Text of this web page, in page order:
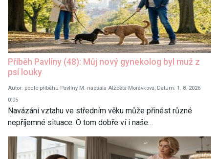
Příběh Pavlíny (48): Můj nový gynekolog byl muž z
psí louky
Autor: podle příběhu Pavlíny M. napsala Alžběta Morávková, Datum: 1. 8. 2026
0:05
Navázání vztahu ve středním věku může přinést různé
nepříjemné situace. O tom dobře ví i naše…